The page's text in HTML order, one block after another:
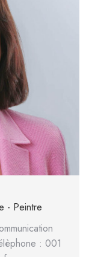
- Peintre
: 001